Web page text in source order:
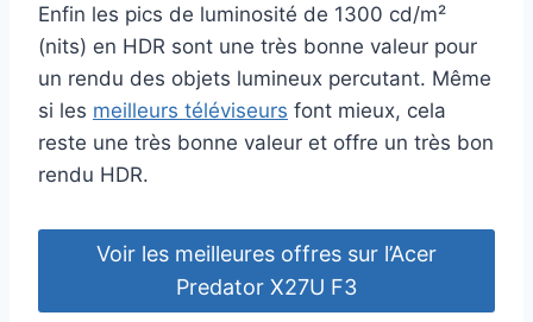
Enfin les pics de luminosité de 1300 cd/m²
(nits) en HDR sont une très bonne valeur pour
un rendu des objets lumineux percutant. Même
si les meilleurs téléviseurs font mieux, cela
reste une très bonne valeur et offre un très bon
rendu HDR.
Voir les meilleures offres sur l’Acer
Predator X27U F3